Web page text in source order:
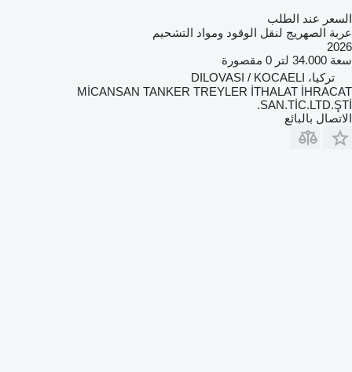
السعر عند الطلب
عربة الصهريج لنقل الوقود ومواد التشحيم
2026
سعة 34.000 لتر
0 مقصورة
تركيا، DILOVASI / KOCAELI
MİCANSAN TANKER TREYLER İTHALAT İHRACAT
SAN.TİC.LTD.ŞTİ.
الاتصال بالبائع